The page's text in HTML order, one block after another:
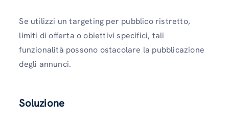
Se utilizzi un targeting per pubblico ristretto,
limiti di offerta o obiettivi specifici, tali
funzionalità possono ostacolare la pubblicazione
degli annunci.
Soluzione